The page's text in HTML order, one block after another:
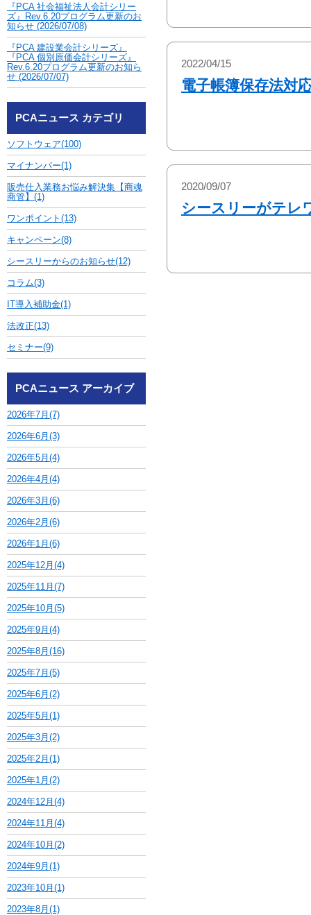
『PCA 社会福祉法人会計シリー
ズ』Rev.6.20プログラム更新のお
知らせ (2026/07/08)
『PCA 建設業会計シリーズ』
『PCA 個別原価会計シリーズ』
Rev.6.20プログラム更新のお知ら
せ (2026/07/07)
PCAニュース カテゴリ
ソフトウェア(100)
マイナンバー(1)
販売仕入業務お悩み解決集【商魂
商管】(1)
ワンポイント(13)
キャンペーン(8)
シースリーからのお知らせ(12)
コラム(3)
IT導入補助金(1)
法改正(13)
セミナー(9)
PCAニュース アーカイブ
2026年7月(7)
2026年6月(3)
2026年5月(4)
2026年4月(4)
2026年3月(6)
2026年2月(6)
2026年1月(6)
2025年12月(4)
2025年11月(7)
2025年10月(5)
2025年9月(4)
2025年8月(16)
2025年7月(5)
2025年6月(2)
2025年5月(1)
2025年3月(2)
2025年2月(1)
2025年1月(2)
2024年12月(4)
2024年11月(4)
2024年10月(2)
2024年9月(1)
2023年10月(1)
2023年8月(1)
2022/04/15
電子帳簿保存法対
2020/09/07
シースリーがテレ